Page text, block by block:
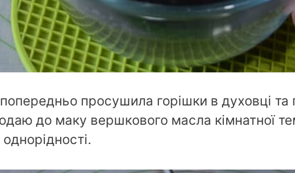
просушила горішки в духовці та
до маку вершкового масла кімнатної